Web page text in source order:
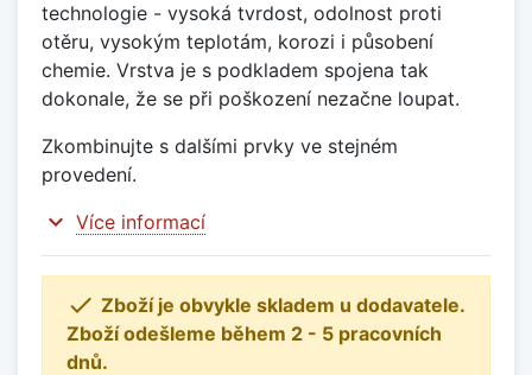
technologie - vysoká tvrdost, odolnost proti
otěru, vysokým teplotám, korozi i působení
chemie. Vrstva je s podkladem spojena tak
dokonale, že se při poškození nezačne loupat.
Zkombinujte s dalšími prvky ve stejném
provedení.
expand_more Více informací
 Zboží je obvykle skladem u dodavatele.
Zboží odešleme během 2 - 5 pracovních
dnů.